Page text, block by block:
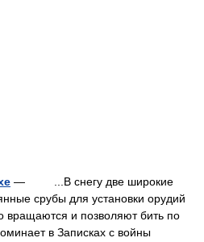
— ...В снегу две широкие
срубы для установки орудий
вращаются и позволяют бить по
в Записках с войны